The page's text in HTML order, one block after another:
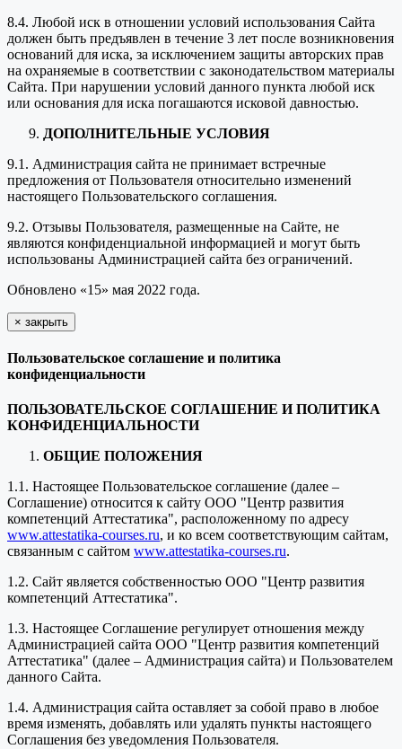
8.4. Любой иск в отношении условий использования Сайта
должен быть предъявлен в течение 3 лет после возникновения
оснований для иска, за исключением защиты авторских прав
на охраняемые в соответствии с законодательством материалы
Сайта. При нарушении условий данного пункта любой иск
или основания для иска погашаются исковой давностью.
ДОПОЛНИТЕЛЬНЫЕ УСЛОВИЯ
9.1. Администрация сайта не принимает встречные
предложения от Пользователя относительно изменений
настоящего Пользовательского соглашения.
9.2. Отзывы Пользователя, размещенные на Сайте, не
являются конфиденциальной информацией и могут быть
использованы Администрацией сайта без ограничений.
Обновлено «15» мая 2022 года.
× закрыть
Пользовательское соглашение и политика
конфиденциальности
ПОЛЬЗОВАТЕЛЬСКОЕ СОГЛАШЕНИЕ И ПОЛИТИКА
КОНФИДЕНЦИАЛЬНОСТИ
ОБЩИЕ ПОЛОЖЕНИЯ
1.1. Настоящее Пользовательское соглашение (далее –
Соглашение) относится к сайту ООО "Центр развития
компетенций Аттестатика", расположенному по адресу
www.attestatika-courses.ru, и ко всем соответствующим сайтам,
связанным с сайтом www.attestatika-courses.ru.
1.2. Сайт является собственностью ООО "Центр развития
компетенций Аттестатика".
1.3. Настоящее Соглашение регулирует отношения между
Администрацией сайта ООО "Центр развития компетенций
Аттестатика" (далее – Администрация сайта) и Пользователем
данного Сайта.
1.4. Администрация сайта оставляет за собой право в любое
время изменять, добавлять или удалять пункты настоящего
Соглашения без уведомления Пользователя.